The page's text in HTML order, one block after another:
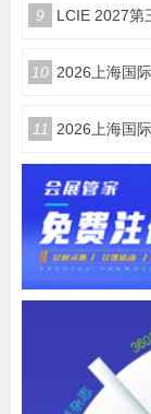
9 LCIE 2027第
10 2026上海国际土工
11 2026上海国际